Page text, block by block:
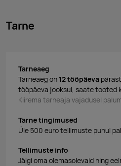
Tarne
Tarneaeg
Tarneaeg on 12 tööpäeva
tööpäeva jooksul, saate tooted
Kiirema tarneaja vajadusel
Tarne tingimused
Üle 500 euro tellimuste puhul
Tellimuste info
Jälgi oma olemasolevaid ning